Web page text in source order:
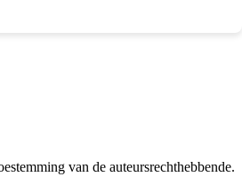
van de auteursrechthebbende.